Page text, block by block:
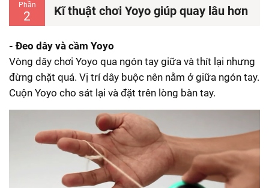
Phần
2 Kĩ thuật chơi Yoyo giúp quay lâu hơn
- Đeo dây và cầm Yoyo
Vòng dây chơi Yoyo qua ngón tay giữa và thít lại nhưng
đừng chặt quá. Vị trí dây buộc nên nằm ở giữa ngón tay.
Cuộn Yoyo cho sát lại và đặt trên lòng bàn tay.